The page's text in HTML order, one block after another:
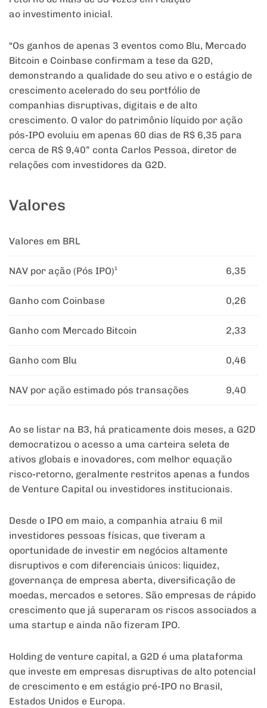
ao investimento inicial.
“Os ganhos de apenas 3 eventos como Blu, Mercado
Bitcoin e Coinbase confirmam a tese da G2D,
demonstrando a qualidade do seu ativo e o estágio de
crescimento acelerado do seu portfólio de
companhias disruptivas, digitais e de alto
crescimento. O valor do patrimônio líquido por ação
pós-IPO evoluiu em apenas 60 dias de R$ 6,35 para
cerca de R$ 9,40” conta Carlos Pessoa, diretor de
relações com investidores da G2D.
Valores
Valores em BRL
NAV por ação (Pós IPO)¹ 6,35
Ganho com Coinbase 0,26
Ganho com Mercado Bitcoin 2,33
Ganho com Blu 0,46
NAV por ação estimado pós transações 9,40
Ao se listar na B3, há praticamente dois meses, a G2D
democratizou o acesso a uma carteira seleta de
ativos globais e inovadores, com melhor equação
risco-retorno, geralmente restritos apenas a fundos
de Venture Capital ou investidores institucionais.
Desde o IPO em maio, a companhia atraiu 6 mil
investidores pessoas físicas, que tiveram a
oportunidade de investir em negócios altamente
disruptivos e com diferenciais únicos: liquidez,
governança de empresa aberta, diversificação de
moedas, mercados e setores. São empresas de rápido
crescimento que já superaram os riscos associados a
uma startup e ainda não fizeram IPO.
Holding de venture capital, a G2D é uma plataforma
que investe em empresas disruptivas de alto potencial
de crescimento e em estágio pré-IPO no Brasil,
Estados Unidos e Europa.